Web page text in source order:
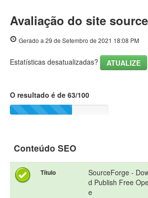
Avaliação do site
Gerado a 29 de Setembro de 2021 18:08 PM
Estatísticas desatualizadas? ATUALIZE
O resultado é de 63/100
Conteúdo SEO
Título
SourceForge -
d Publish Free
e